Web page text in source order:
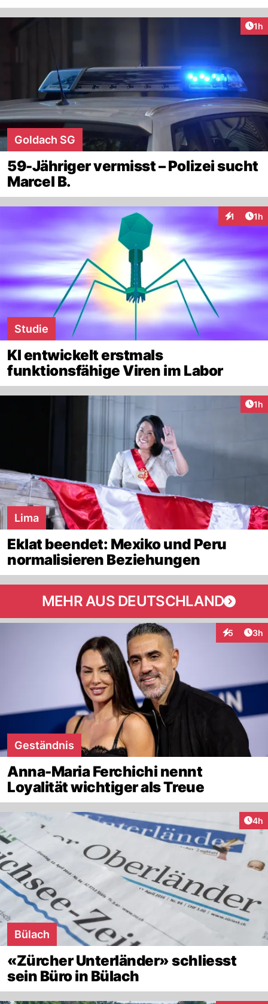
1h
Goldach SG
59-Jähriger vermisst – Polizei sucht
Marcel B.
1 1h
Studie
KI entwickelt erstmals
funktionsfähige Viren im Labor
1h
Lima
Eklat beendet: Mexiko und Peru
normalisieren Beziehungen
MEHR AUS DEUTSCHLAND
5 3h
Geständnis
Anna-Maria Ferchichi nennt
Loyalität wichtiger als Treue
4h
Bülach
«Zürcher Unterländer» schliesst
sein Büro in Bülach